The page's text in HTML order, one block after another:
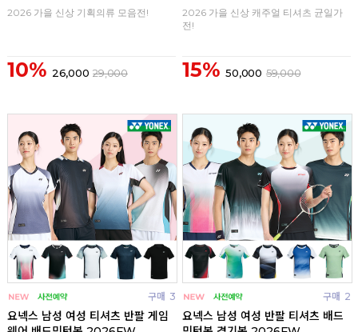
2026 가을 신상 기획의류 모음전!
10% 26,000 29,000
2026 가을 신상 캐주얼 티셔츠 균일가
전!
15% 50,000 59,000
구매 3
요넥스 남성 여성 티셔츠 반팔 게임
구매 2
요넥스 남성 여성 반팔 티셔츠 배드